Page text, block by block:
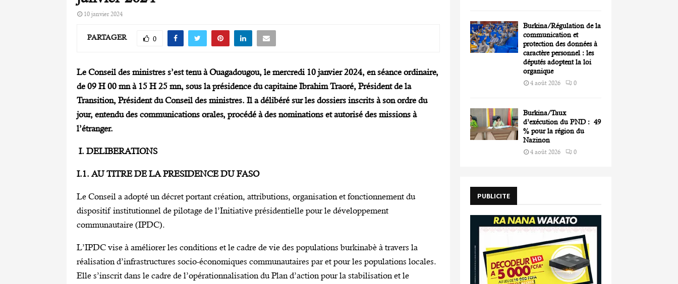
10 janvier 2024
PARTAGER 0
Le Conseil des ministres s’est tenu à Ouagadougou, le mercredi 10 janvier 2024, en séance ordinaire,
de 09 H 00 mn à 15 H 25 mn, sous la présidence du capitaine Ibrahim Traoré, Président de la
Transition, Président du Conseil des ministres. Il a délibéré sur les dossiers inscrits à son ordre du
jour, entendu des communications orales, procédé à des nominations et autorisé des missions à
l’étranger.
I. DELIBERATIONS
I.1. AU TITRE DE LA PRESIDENCE DU FASO
Le Conseil a adopté un décret portant création, attributions, organisation et fonctionnement du
dispositif institutionnel de pilotage de l’Initiative présidentielle pour le développement
communautaire (IPDC).
L’IPDC vise à améliorer les conditions et le cadre de vie des populations burkinabè à travers la
réalisation d’infrastructures socio-économiques communautaires par et pour les populations locales.
Elle s’inscrit dans le cadre de l’opérationnalisation du Plan d’action pour la stabilisation et le
Burkina/Régulation de la
communication et
protection des données à
caractère personnel : les
députés adoptent la loi
organique
4 août 2026 0
Burkina/Taux
d’exécution du PND : 49
% pour la région du
Nazinon
4 août 2026 0
PUBLICITE